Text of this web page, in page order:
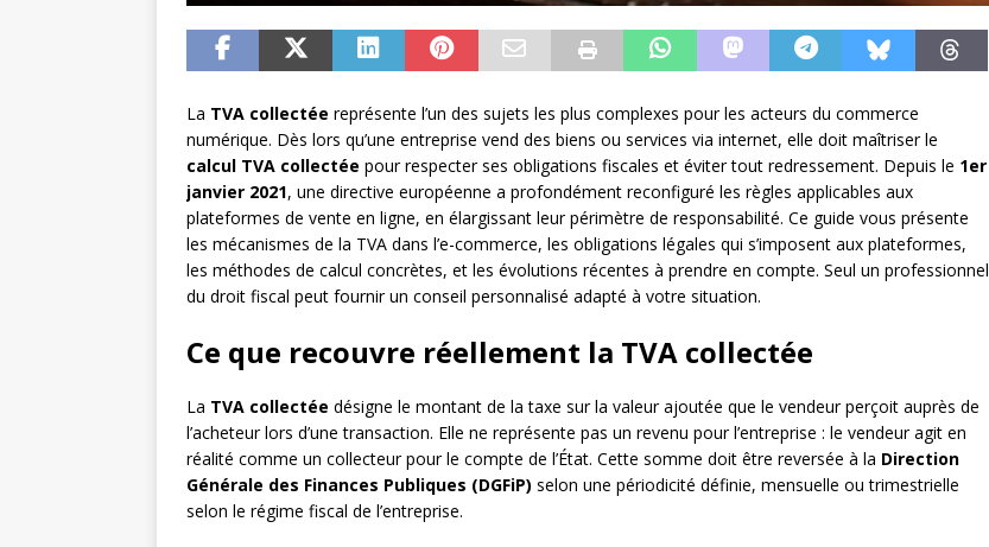
La TVA collectée représente l’un des sujets les plus complexes pour les acteurs du commerce
numérique. Dès lors qu’une entreprise vend des biens ou services via internet, elle doit maîtriser le
calcul TVA collectée pour respecter ses obligations fiscales et éviter tout redressement. Depuis le 1er
janvier 2021, une directive européenne a profondément reconfiguré les règles applicables aux
plateformes de vente en ligne, en élargissant leur périmètre de responsabilité. Ce guide vous présente
les mécanismes de la TVA dans l’e-commerce, les obligations légales qui s’imposent aux plateformes,
les méthodes de calcul concrètes, et les évolutions récentes à prendre en compte. Seul un professionnel
du droit fiscal peut fournir un conseil personnalisé adapté à votre situation.
Ce que recouvre réellement la TVA collectée
La TVA collectée désigne le montant de la taxe sur la valeur ajoutée que le vendeur perçoit auprès de
l’acheteur lors d’une transaction. Elle ne représente pas un revenu pour l’entreprise : le vendeur agit en
réalité comme un collecteur pour le compte de l’État. Cette somme doit être reversée à la Direction
Générale des Finances Publiques (DGFiP) selon une périodicité définie, mensuelle ou trimestrielle
selon le régime fiscal de l’entreprise.